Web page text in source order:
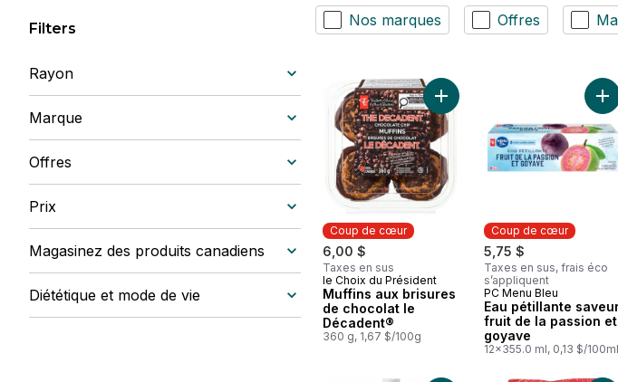
Filters
Rayon
Marque
Offres
Prix
Magasinez des produits canadiens
Diététique et mode de vie
Nos marques Offres
Coup de cœur
6,00 $
Taxes en sus
Coup de cœur
le Choix du Président
Muffins aux brisures
de chocolat le
Décadent®
360 g, 1,67 $/100g
Ajouter Muffins aux brisures
Coup de cœur
5,75 $
Taxes en sus, frais éco
s’appliquent
Coup de cœur
PC Menu Bleu
Eau pétillante
fruit de la passion et
goyave
12x355.0 ml, 0,13 $/100ml